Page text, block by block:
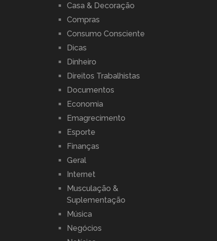
Casa & Decoração
Compras
Consumo Consciente
Dicas
Dinheiro
Direitos Trabalhistas
Documentos
Economia
Emagrecimento
Esporte
Finanças
Geral
Internet
Musculação &
Suplementação
Música
Negócios